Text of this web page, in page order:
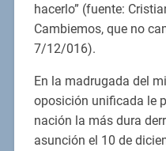
hacerlo” (fuente:
Cambiemos, que no
7/12/016).
En la madrugada del
oposición unificada le
nación la más dura
asunción el 10 de